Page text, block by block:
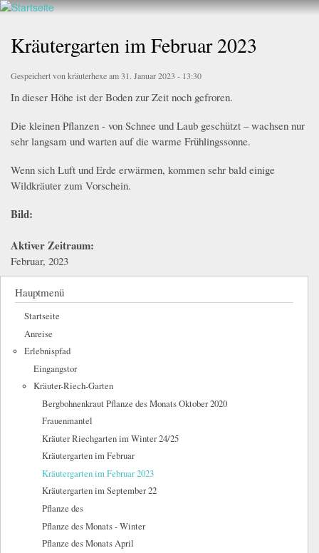
Direkt
Inhalt
Walderlebnis
e.V.
Kräutergarten im Februar 2023
Gespeichert von kräuterhexeam 31. Januar 2023 - 13:30
In dieser Höhe ist der Boden zur Zeit noch gefroren.
Die kleinen Pflanzen - von Schnee und Laub geschützt – wachsen nur
sehr langsam und warten auf die warme Frühlingssonne.
Wenn sich Luft und Erde erwärmen, kommen sehr bald einige
Wildkräuter zum Vorschein.
Bild:
Aktiver Zeitraum:
Februar, 2023
Hauptmenü
Startseite
Anreise
Erlebnispfad
Eingangstor
Kräuter-Riech-Garten
Bergbohnenkraut Pflanze des Monats Oktober 2020
Frauenmantel
Kräuter Riechgarten im Winter 24/25
Kräutergarten im Februar
Kräutergarten im Februar 2023
Kräutergarten im September 22
Pflanze des
Pflanze des Monats - Winter
Pflanze des Monats April